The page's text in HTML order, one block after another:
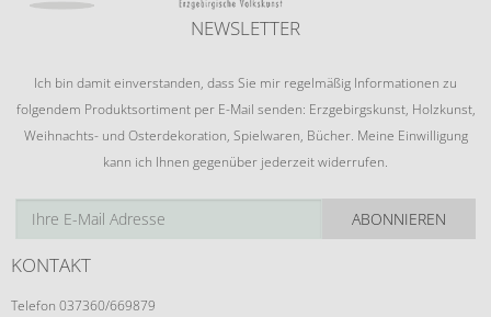
NEWSLETTER
Ich bin damit einverstanden, dass Sie mir regelmäßig Informationen zu
folgendem Produktsortiment per E-Mail senden: Erzgebirgskunst, Holzkunst,
Weihnachts- und Osterdekoration, Spielwaren, Bücher. Meine Einwilligung
kann ich Ihnen gegenüber jederzeit widerrufen.
ABONNIEREN
KONTAKT
Telefon 037360/669879